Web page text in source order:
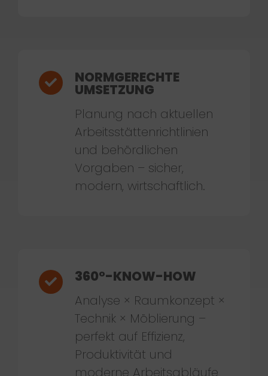
NORMGERECHTE
UMSETZUNG
Planung nach aktuellen
Arbeitsstättenrichtlinien
und behördlichen
Vorgaben – sicher,
modern, wirtschaftlich.
360°-KNOW-HOW
Analyse × Raumkonzept ×
Technik × Möblierung –
perfekt auf Effizienz,
Produktivität und
moderne Arbeitsabläufe